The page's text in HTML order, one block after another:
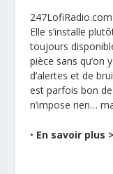
Elle s’installe
toujours
pièce sans qu’on
d’alertes et de
est parfois bon
n’impose rien…
• En savoir plus